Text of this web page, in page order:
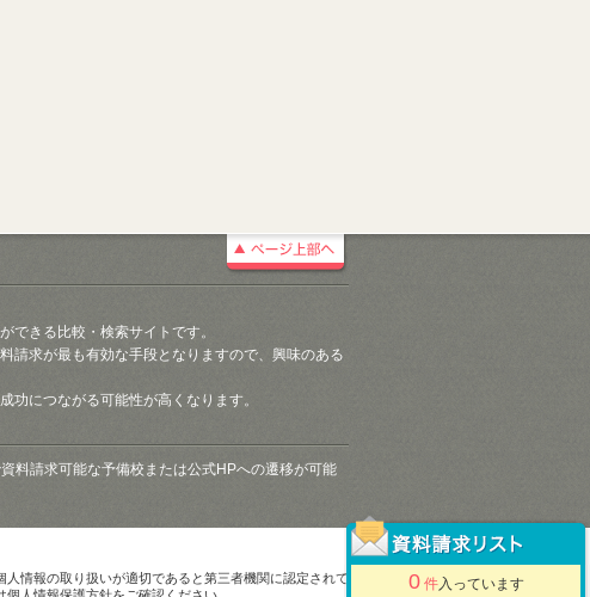
0 件入っています
できる比較・検索サイトです。
請求が最も有効な手段となりますので、興味のある
功につながる可能性が高くなります。
料請求可能な予備校または公式HPへの遷移が可能
人情報の取り扱いが適切であると第三者機関に認定されて
個人情報保護方針をご確認ください。